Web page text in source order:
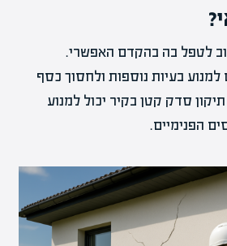
לטפל בה בהקדם האפשרי.
למנוע בעיות נוספות ולחסוך כסף
סדק קטן בקיר יכול למנוע
הפנימיים.